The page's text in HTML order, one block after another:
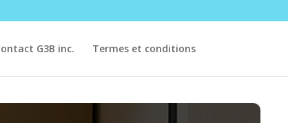
G3B inc. Termes et conditions